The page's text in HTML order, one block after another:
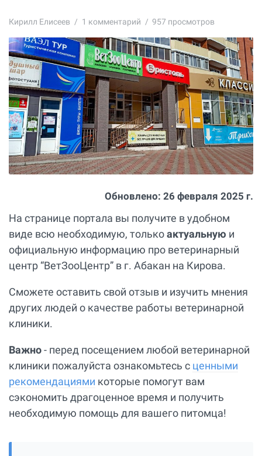
Кирилл Елисеев 1 комментарий 957 просмотров
Обновлено: 26 февраля 2025 г.
На странице портала вы получите в удобном
виде всю необходимую, толькоактуальную и
официальную информацию про ветеринарный
центр “ВетЗооЦентр” в г. Абакан на Кирова.
Сможете оставить свой отзыв и изучить мнения
других людей о качестве работы ветеринарной
клиники.
Важно- перед посещением любой ветеринарной
клиники пожалуйста ознакомьтесь с ценными
рекомендациями которые помогут вам
сэкономить драгоценное время и получить
необходимую помощь для вашего питомца!